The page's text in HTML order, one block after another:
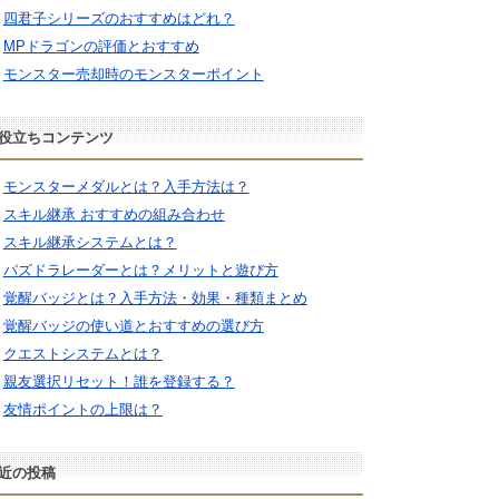
四君子シリーズのおすすめはどれ？
MPドラゴンの評価とおすすめ
モンスター売却時のモンスターポイント
立ちコンテンツ
モンスターメダルとは？入手方法は？
スキル継承 おすすめの組み合わせ
スキル継承システムとは？
パズドラレーダーとは？メリットと遊び方
覚醒バッジとは？入手方法・効果・種類まとめ
覚醒バッジの使い道とおすすめの選び方
クエストシステムとは？
親友選択リセット！誰を登録する？
友情ポイントの上限は？
の投稿